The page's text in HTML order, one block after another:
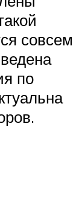
совсем
по